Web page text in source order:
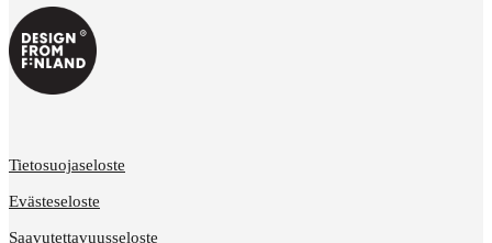
Tietosuojaseloste
Evästeseloste
Saavutettavuusseloste